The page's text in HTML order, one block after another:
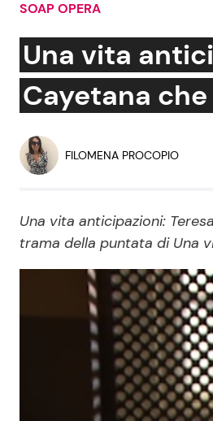
Social News
News dal mondo
SOAP OPERA
Una vita
Cayetana
FILOMENA PROCOPIO
Una vita anticipazioni:
trama della puntata di Una